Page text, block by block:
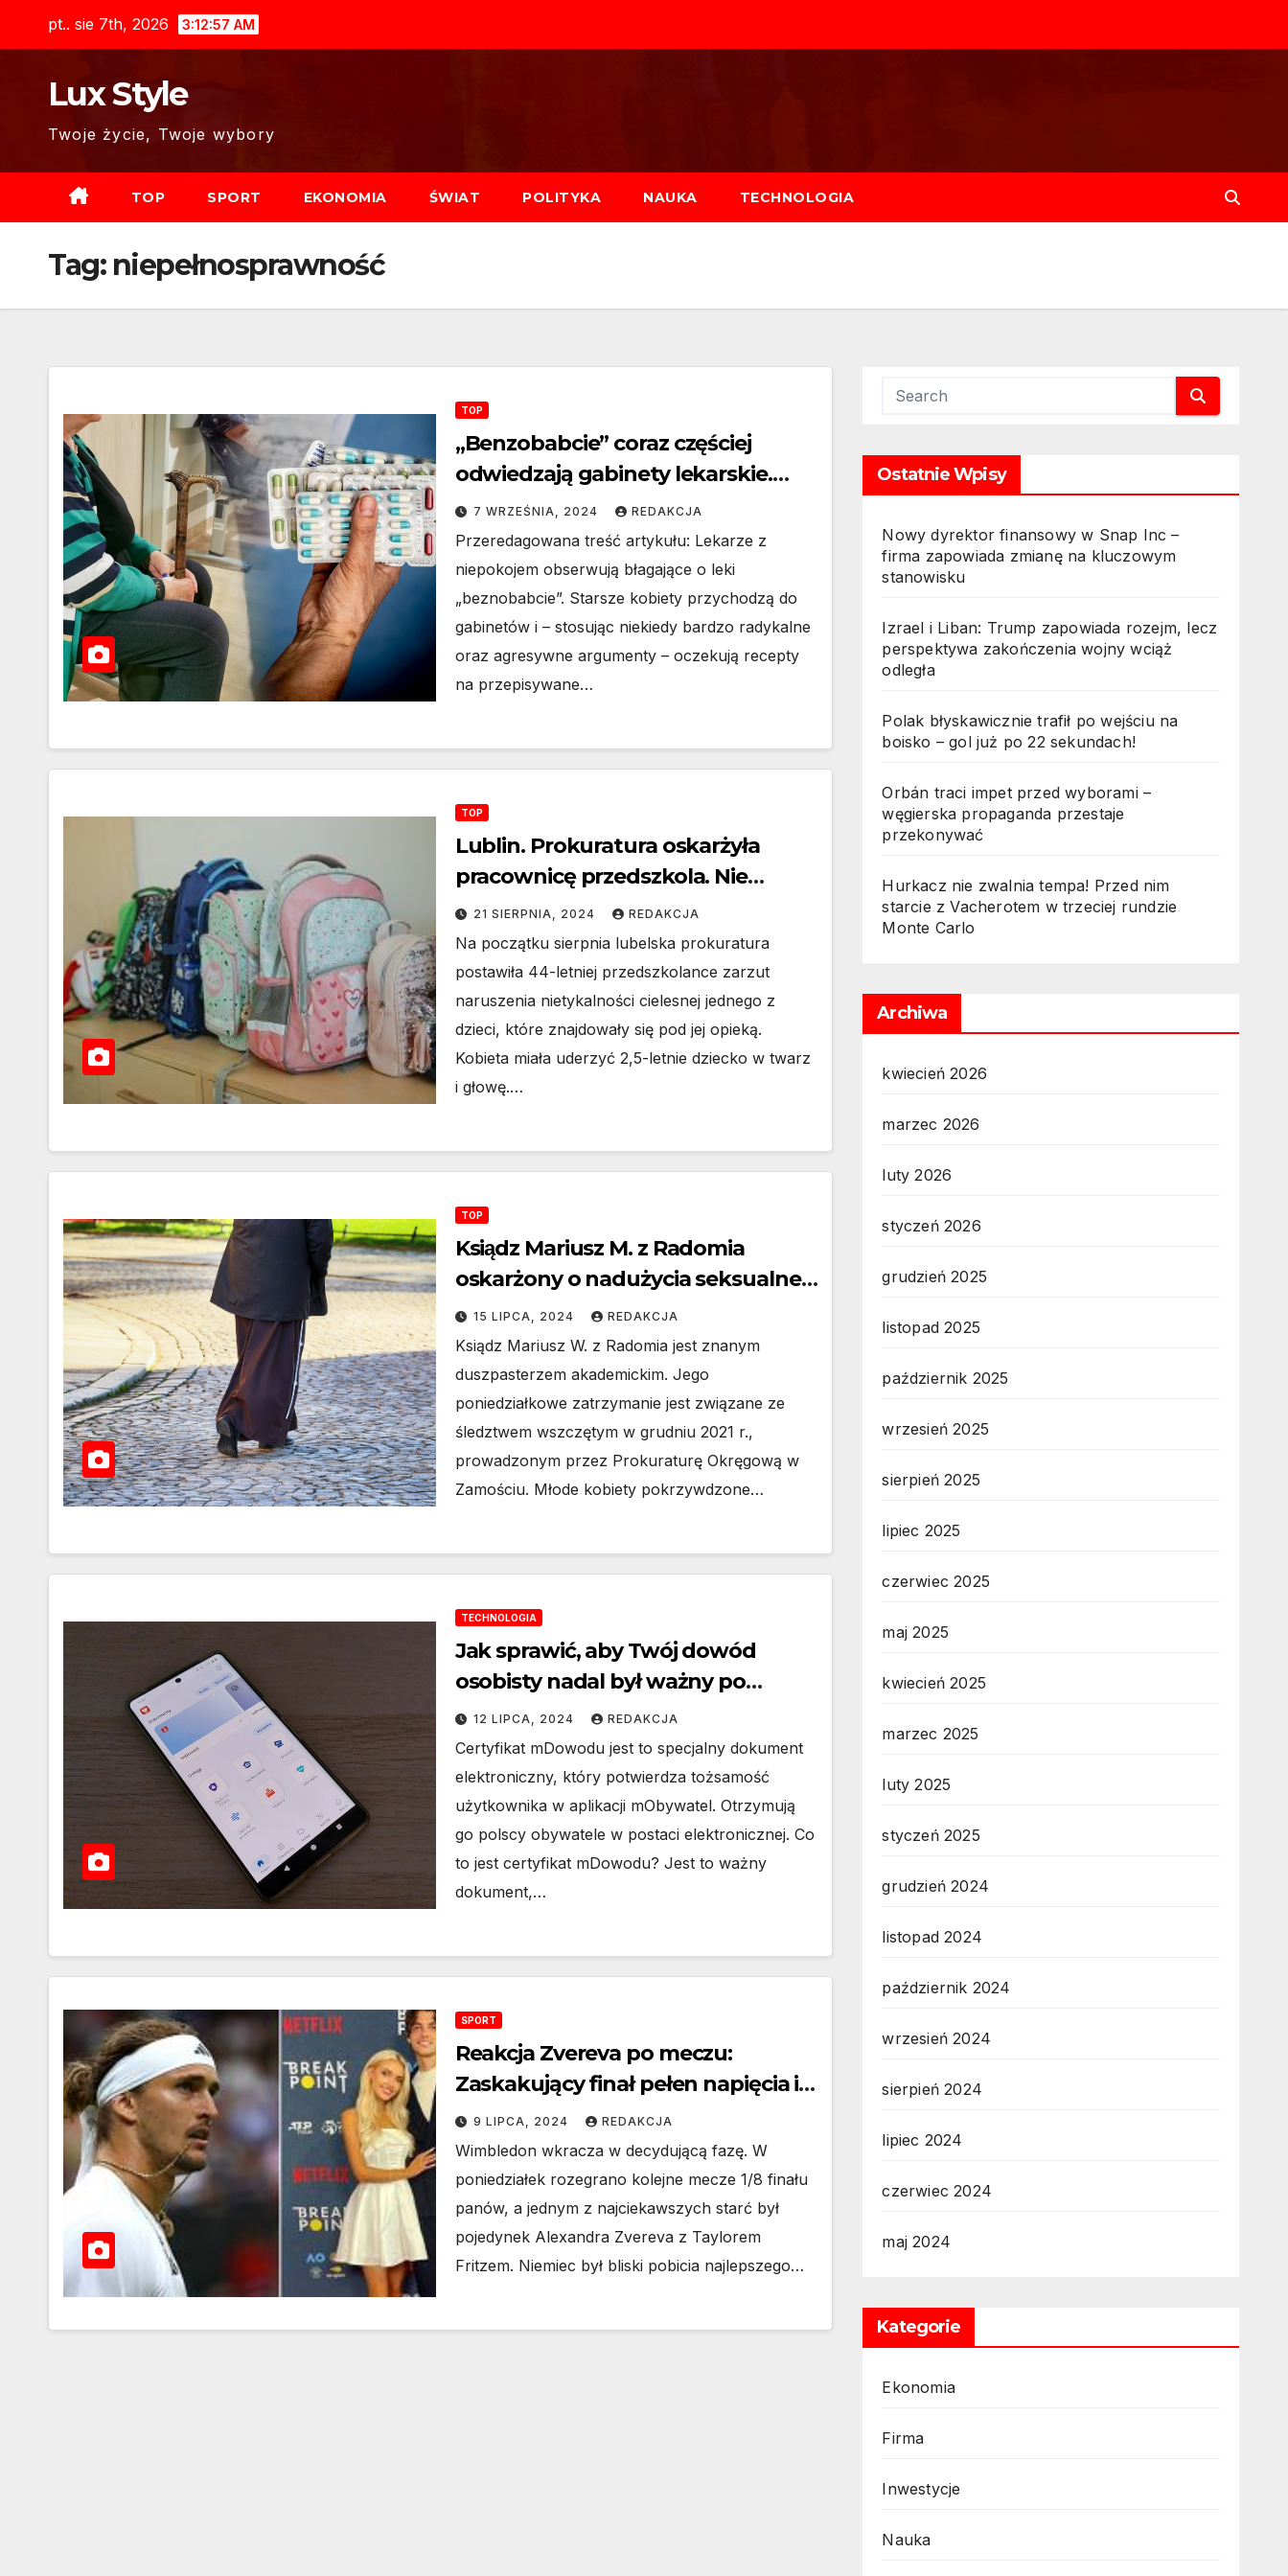
pt.. sie 7th, 2026 3:12:58 AM
Lux Style
Twoje życie, Twoje wybory
TOP SPORT EKONOMIA ŚWIAT POLITYKA NAUKA TECHNOLOGIA
Tag: niepełnosprawność
TOP
„Benzobabcie” coraz częściej
odwiedzają gabinety lekarskie.
Specjaliści słyszą przerażające
opowieści.
7 WRZEŚNIA, 2024 REDAKCJA
Przeredagowana treść artykułu: Lekarze z
niepokojem obserwują błagające o leki
„beznobabcie”. Starsze kobiety przychodzą do
gabinetów i – stosując niekiedy bardzo radykalne
oraz agresywne argumenty – oczekują recepty
na przepisywane…
TOP
Lublin. Prokuratura oskarżyła
pracownicę przedszkola. Nie
przewiduje się jej zawieszenia.
21 SIERPNIA, 2024 REDAKCJA
Na początku sierpnia lubelska prokuratura
postawiła 44-letniej przedszkolance zarzut
naruszenia nietykalności cielesnej jednego z
dzieci, które znajdowały się pod jej opieką.
Kobieta miała uderzyć 2,5-letnie dziecko w twarz
i głowę.…
TOP
Ksiądz Mariusz M. z Radomia
oskarżony o nadużycia seksualne
wśród młodzieży
15 LIPCA, 2024 REDAKCJA
Ksiądz Mariusz W. z Radomia jest znanym
duszpasterzem akademickim. Jego
poniedziałkowe zatrzymanie jest związane ze
śledztwem wszczętym w grudniu 2021 r.,
prowadzonym przez Prokuraturę Okręgową w
Zamościu. Młode kobiety pokrzywdzone…
TECHNOLOGIA
Jak sprawić, aby Twój dowód
osobisty nadal był ważny po
zmianie przepisów? Wszystko, co
musisz wiedzieć przed niedzielnym
terminem ważności.
12 LIPCA, 2024 REDAKCJA
Certyfikat mDowodu jest to specjalny dokument
elektroniczny, który potwierdza tożsamość
użytkownika w aplikacji mObywatel. Otrzymują
go polscy obywatele w postaci elektronicznej. Co
to jest certyfikat mDowodu? Jest to ważny
dokument,…
SPORT
Reakcja Zvereva po meczu:
Zaskakujący finał pełen napięcia i
braku litości
9 LIPCA, 2024 REDAKCJA
Wimbledon wkracza w decydującą fazę. W
poniedziałek rozegrano kolejne mecze 1/8 finału
panów, a jednym z najciekawszych starć był
pojedynek Alexandra Zvereva z Taylorem
Fritzem. Niemiec był bliski pobicia najlepszego…
Ostatnie Wpisy
Nowy dyrektor finansowy w Snap Inc –
firma zapowiada zmianę na kluczowym
stanowisku
Izrael i Liban: Trump zapowiada rozejm, lecz
perspektywa zakończenia wojny wciąż
odległa
Polak błyskawicznie trafił po wejściu na
boisko – gol już po 22 sekundach!
Orbán traci impet przed wyborami –
węgierska propaganda przestaje
przekonywać
Hurkacz nie zwalnia tempa! Przed nim
starcie z Vacherotem w trzeciej rundzie
Monte Carlo
Archiwa
kwiecień 2026
marzec 2026
luty 2026
styczeń 2026
grudzień 2025
listopad 2025
październik 2025
wrzesień 2025
sierpień 2025
lipiec 2025
czerwiec 2025
maj 2025
kwiecień 2025
marzec 2025
luty 2025
styczeń 2025
grudzień 2024
listopad 2024
październik 2024
wrzesień 2024
sierpień 2024
lipiec 2024
czerwiec 2024
maj 2024
Kategorie
Ekonomia
Firma
Inwestycje
Nauka